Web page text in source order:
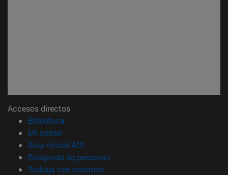
Accesos directos
Biblioteca
Mi correo(abre en nueva ventana)
Aula virtual ADI
Búsqueda de personas(abre en nueva ventana)
Trabaja con nosotros(abre en nueva ventana)